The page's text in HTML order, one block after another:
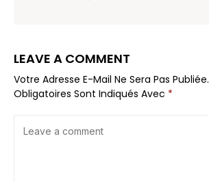
LEAVE A COMMENT
Votre Adresse E-Mail Ne Sera Pas Publiée.
Obligatoires Sont Indiqués Avec *